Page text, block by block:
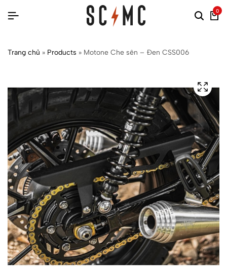
0
Trang chủ » Products » Motone Che sên – Đen CSS006